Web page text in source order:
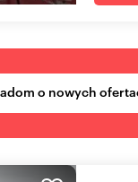
o nowych